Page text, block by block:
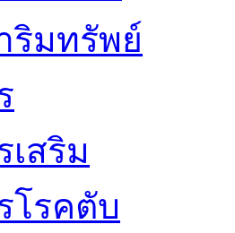
ริมทรัพย์
เสริม
โรคตับ